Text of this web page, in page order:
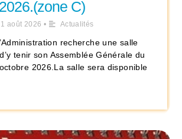
C)
1 août 2026 • Actualités
recherche une salle
tenir son Assemblée Générale du
2026.La salle sera disponible